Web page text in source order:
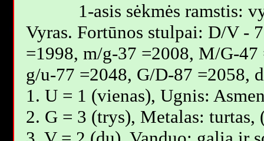
1-asis sėkmės ramstis:
Vyras. Fortūnos stulpai: D/V -
=1998, m/g-37 =2008, M/G-
g/u-77 =2048, G/D-87 =2058,
1. U = 1 (vienas), Ugnis:
2. G = 3 (trys), Metalas: turtas,